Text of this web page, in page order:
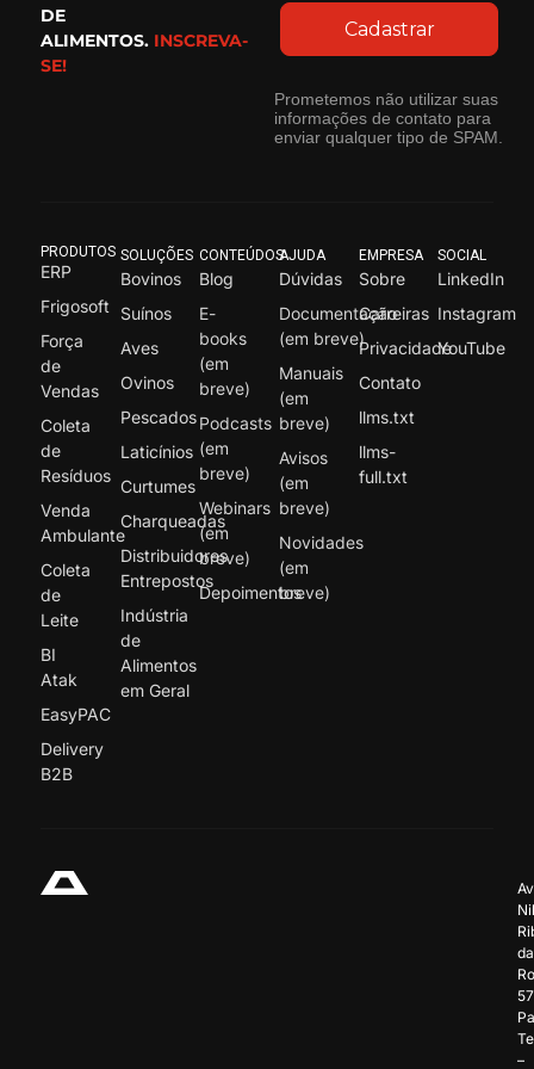
DE
ALIMENTOS. INSCREVA-
SE!
Cadastrar
Prometemos não utilizar suas
informações de contato para
enviar qualquer tipo de SPAM.
PRODUTOS
ERP
Frigosoft
Força
de
Vendas
Coleta
de
Resíduos
Venda
Ambulante
Coleta
de
Leite
BI
Atak
EasyPAC
Delivery
B2B
SOLUÇÕES
Bovinos
Suínos
Aves
Ovinos
Pescados
Laticínios
Curtumes
Charqueadas
Distribuidores
Entrepostos
Indústria
de
Alimentos
em Geral
CONTEÚDOS
Blog
E-
books
(em
breve)
Podcasts
(em
breve)
Webinars
(em
breve)
Depoimentos
AJUDA
Dúvidas
Documentação
(em breve)
Manuais
(em
breve)
Avisos
(em
breve)
Novidades
(em
breve)
EMPRESA
Sobre
Carreiras
Privacidade
Contato
llms.txt
llms-
full.txt
SOCIAL
LinkedIn
Instagram
YouTube
da
–